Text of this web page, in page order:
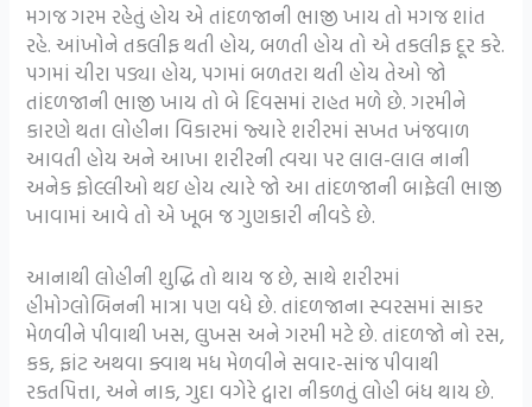
મગજ ગરમ રહેતું હોય એ તાંદળજાની ભાજી ખાય તો મગજ શાંત
રહે. આંખોને તકલીફ થતી હોય, બળતી હોય તો એ તકલીફ દૂર કરે.
પગમાં ચીરા પડ્યા હોય, પગમાં બળતરા થતી હોય તેઓ જો
તાંદળજાની ભાજી ખાય તો બે દિવસમાં રાહત મળે છે. ગરમીને
કારણે થતા લોહીના વિકારમાં જ્યારે શરીરમાં સખત ખંજવાળ
આવતી હોય અને આખા શરીરની ત્વચા પર લાલ-લાલ નાની
અનેક ફોલ્લીઓ થઇ હોય ત્યારે જો આ તાંદળજાની બાફેલી ભાજી
ખાવામાં આવે તો એ ખૂબ જ ગુણકારી નીવડે છે.
આનાથી લોહીની શુદ્ધિ તો થાય જ છે, સાથે શરીરમાં
હીમોગ્લોબિનની માત્રા પણ વધે છે. તાંદળજાના સ્વરસમાં સાકર
મેળવીને પીવાથી ખસ, લુખસ અને ગરમી મટે છે. તાંદળજો નો રસ,
કક, ફાંટ અથવા ક્વાથ મધ મેળવીને સવાર-સાંજ પીવાથી
રકતપિત્તા, અને નાક, ગુદા વગેરે દ્વારા નીકળતું લોહી બંધ થાય છે.